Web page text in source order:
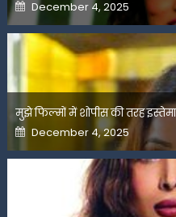
on
December 4, 2025
मुझे फिल्मों में शोपीस की तरह
Posted
on
December 4, 2025